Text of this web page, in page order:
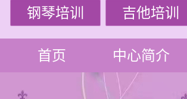
钢琴培训 吉他培训
首页 中心简介